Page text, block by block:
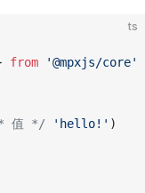
ts
from '@mpxjs/core'
值 */ 'hello!' )